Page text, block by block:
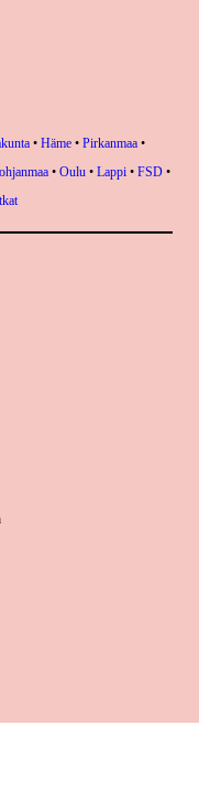
• Häme • Pirkanmaa •
• Oulu • Lappi • FSD •